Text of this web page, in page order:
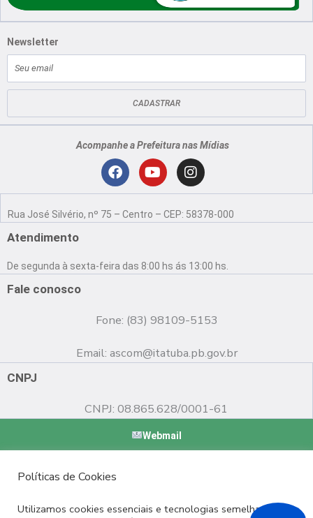
Newsletter
mail
CADASTRAR
Acompanhe a Prefeitura nas Mídias
F
c
o
o
Y
u
b
e
I
n
s
g
r
Rua José Silvério, nº 75 – Centro – CEP: 58378-000
Atendimento
De segunda à sexta-feira das 8:00 hs ás 13:00 hs.
Fale conosco
Fone: (83) 98109-5153
Email: ascom@itatuba.pb.gov.br
CNPJ
CNPJ: 08.865.628/0001-61
Webmail
Políticas de Cookies
Utilizamos cookies essenciais e tecnologias semelhantes de